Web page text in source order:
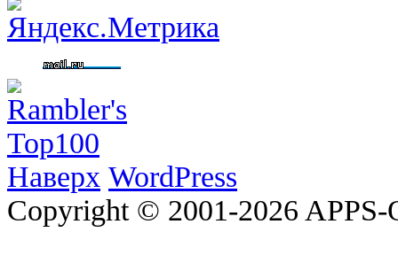
Наверх WordPress
Copyright © 2001-2026